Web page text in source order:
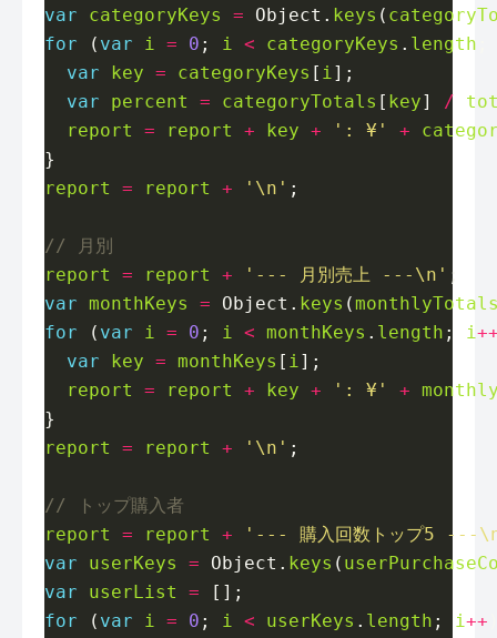
var
categoryKeys = Object. keys (
for ( var i = 0 ; i < categoryKeys . length
var
key = categoryKeys [ i
var
percent = categoryTotals [ key] /
report
= report + key + ': ¥' +
report
= report + '\n'
report
= report + '--- 月別売上 ---\n'
var monthKeys = Object. keys (
for ( var i = 0 ; i < monthKeys . length ; i
var
key = monthKeys [ i
report
= report + key + ': ¥' +
report
= report + '\n'
report
= report +
'--- 購入回数トップ5 ---
var
userKeys = Object. keys (
var
userList =
for ( var i = 0 ; i < userKeys . length ; i++